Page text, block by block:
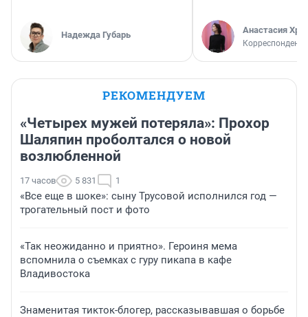
Надежда Губарь Анастасия
Корреспондент
РЕКОМЕНДУЕМ
«Четырех мужей потеряла»: Прохор
Шаляпин проболтался о новой
возлюбленной
17 часов 5 831 1
«Все еще в шоке»: сыну Трусовой исполнился год —
трогательный пост и фото
«Так неожиданно и приятно». Героиня мема
вспомнила о съемках с гуру пикапа в кафе
Владивостока
Знаменитая тикток-блогер, рассказывавшая о борьбе